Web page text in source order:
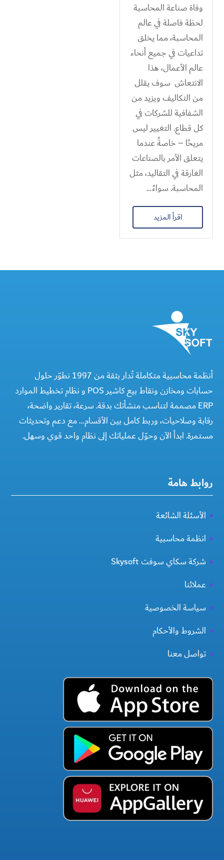
وفاة صناعة المحاسبة
لحظة فاصلة في عالم
المحاسبة، مما يخلق
تداعيات في جميع أنحاء
عالم الأعمال، هذا
الانتعاش سوف يقلل
من التكاليف ويزيد من
الشفافية للشركات في
كل قطاع. التغيير ليس
مريحًا – خاصةً عندما
يتعلق الأمر بالصناعات
الغارقة في التقاليد، مثل
المحاسبة. سواءً...
اقرأ المزيد
أنظمة محاسبية متكاملة تُدار بثقة من 1997 نطوّر حلول
حسابات ومخازن ونقاط بيع كاشير POS و نظام تخطيط الموارد
ERP مصممة لتناسب منشأتك بدقة. سرعة، تقارير واضحة،
رقابة وصلاحيات، وربط كامل بين الأقسام… مع دعم وتحديثات
مستمرة. ابدأ الآن وحوّل عملياتك إلى نظام واحد قوي وسهل.
روابط هامة
الأسئلة الشائعة
انظمة محاسبية
شركة سكاي سوفت Skysoft
عملائنا
سياسة الخصوصية
الشروط والأحكام
تواصل معنا